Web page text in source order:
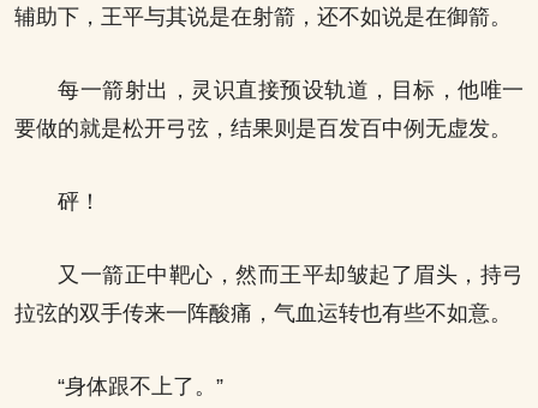
辅助下，王平与其说是在射箭，还不如说是在御箭。
每一箭射出，灵识直接预设轨道，目标，他唯一
要做的就是松开弓弦，结果则是百发百中例无虚发。
砰！
又一箭正中靶心，然而王平却皱起了眉头，持弓
拉弦的双手传来一阵酸痛，气血运转也有些不如意。
“身体跟不上了。”